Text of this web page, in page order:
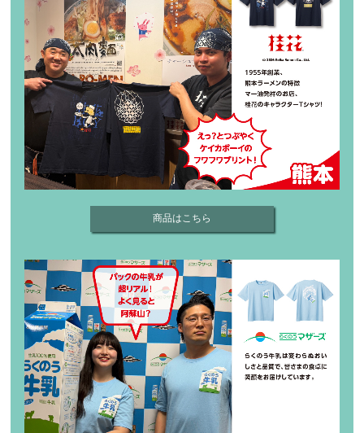
商品はこちら